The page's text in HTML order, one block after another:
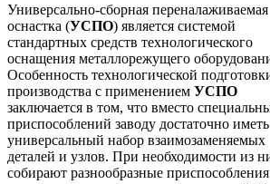
Универсально-сборная переналаживаемая
оснастка (УСПО) является системой
стандартных средств технологического
оснащения металлорежущего
Особенность технологической
производства с применением УСПО
заключается в том, что вместо
приспособлений заводу достаточно иметь
универсальный набор взаимозаменяемых
деталей и узлов. При необходимости из
собирают разнообразные приспособления